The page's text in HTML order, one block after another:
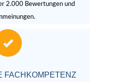
2.000 Bewertungen und
FACHKOMPETENZ